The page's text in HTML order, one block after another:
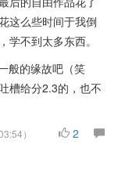
这么些时间于我倒
不到太多东西。
般的缘故吧（笑
槽给分2.3的，也不
）
2